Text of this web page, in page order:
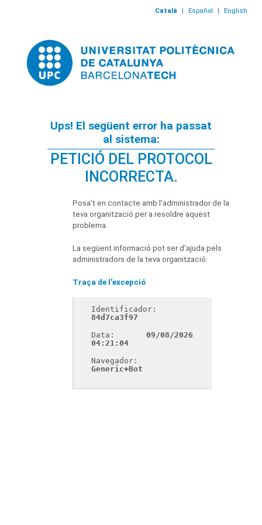
Català | Español | English
Ups! El següent error ha passat
al sistema:
PETICIÓ DEL PROTOCOL
INCORRECTA.
Posa't en contacte amb l'administrador de la
teva organització per a resoldre aquest
problema.
La següent informació pot ser d'ajuda pels
administradors de la teva organització:
Traça de l'excepció
84d7ca3f97
Data:
09/08/2026
04:21:04
Generic+Bot